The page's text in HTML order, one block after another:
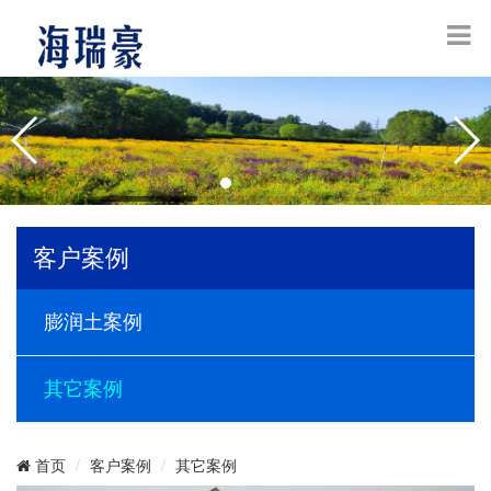
客户案例
膨润土案例
其它案例
首页 客户案例 其它案例